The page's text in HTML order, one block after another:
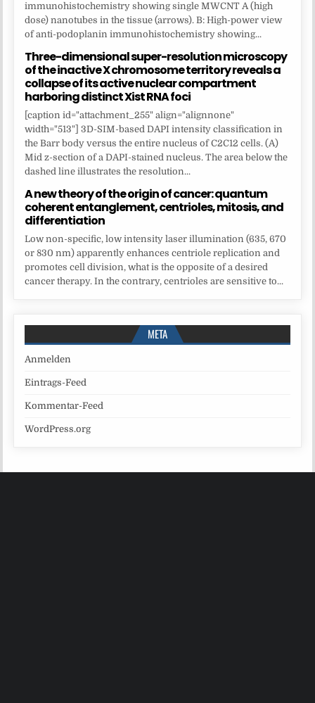
immunohistochemistry showing single MWCNT A (high
dose) nanotubes in the tissue (arrows). B: High-power view
of anti-podoplanin immunohistochemistry showing...
Three-dimensional super-resolution microscopy
of the inactive X chromosome territory reveals a
collapse of its active nuclear compartment
harboring distinct Xist RNA foci
[caption id="attachment_255" align="alignnone"
width="513"] 3D-SIM-based DAPI intensity classification in
the Barr body versus the entire nucleus of C2C12 cells. (A)
Mid z-section of a DAPI-stained nucleus. The area below the
dashed line illustrates the resolution...
A new theory of the origin of cancer: quantum
coherent entanglement, centrioles, mitosis, and
differentiation
Low non-specific, low intensity laser illumination (635, 670
or 830 nm) apparently enhances centriole replication and
promotes cell division, what is the opposite of a desired
cancer therapy. In the contrary, centrioles are sensitive to...
META
Anmelden
Eintrags-Feed
Kommentar-Feed
WordPress.org